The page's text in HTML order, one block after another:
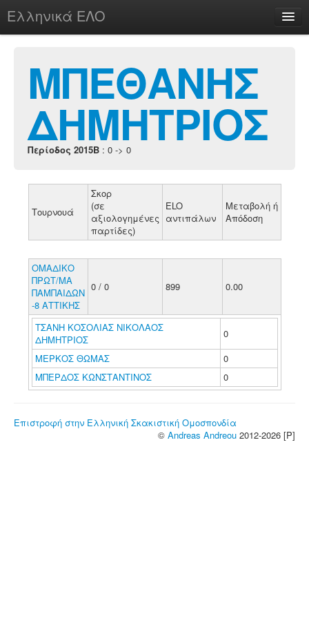
Ελληνικά ΕΛΟ
chesstu.be @ discord
Login
ΜΠΕΘΑΝΗΣ
ΔΗΜΗΤΡΙΟΣ
Περίοδος 2015B : 0 -> 0
Τουρνουά
Σκορ
(σε
αξιολογημένες
παρτίδες)
ELO
αντιπάλων
Μεταβολή ή
Απόδοση
ΟΜΑΔΙΚΟ
ΠΡΩΤ/ΜΑ
ΠΑΜΠΑΙΔΩΝ
-8 ΑΤΤΙΚΗΣ
0 / 0 899 0.00
ΤΣΑΝΗ ΚΟΣΟΛΙΑΣ ΝΙΚΟΛΑΟΣ
ΔΗΜΗΤΡΙΟΣ
0
ΜΕΡΚΟΣ ΘΩΜΑΣ
0
ΜΠΕΡΔΟΣ ΚΩΝΣΤΑΝΤΙΝΟΣ
0
Επιστροφή στην Ελληνική Σκακιστική Ομοσπονδία
© Andreas Andreou 2012-2026 [P]